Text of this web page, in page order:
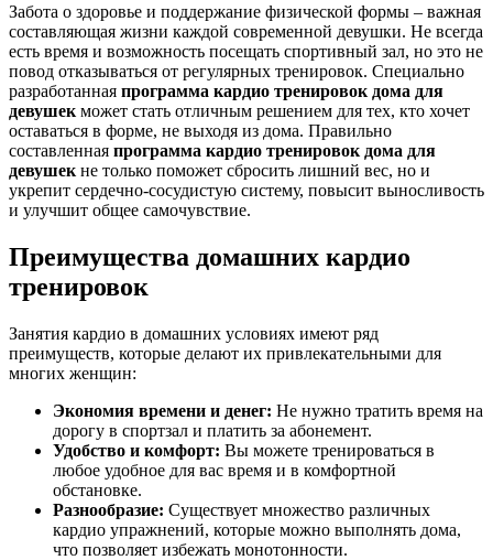
Забота о здоровье и поддержание физической формы – важная
составляющая жизни каждой современной девушки. Не всегда
есть время и возможность посещать спортивный зал, но это не
повод отказываться от регулярных тренировок. Специально
разработанная программа кардио тренировок дома для
девушек может стать отличным решением для тех, кто хочет
оставаться в форме, не выходя из дома. Правильно
составленная программа кардио тренировок дома для
девушек не только поможет сбросить лишний вес, но и
укрепит сердечно-сосудистую систему, повысит выносливость
и улучшит общее самочувствие.
Преимущества домашних кардио
тренировок
Занятия кардио в домашних условиях имеют ряд
преимуществ, которые делают их привлекательными для
многих женщин:
Экономия времени и денег: Не нужно тратить время на
дорогу в спортзал и платить за абонемент.
Удобство и комфорт: Вы можете тренироваться в
любое удобное для вас время и в комфортной
обстановке.
Разнообразие: Существует множество различных
кардио упражнений, которые можно выполнять дома,
что позволяет избежать монотонности.